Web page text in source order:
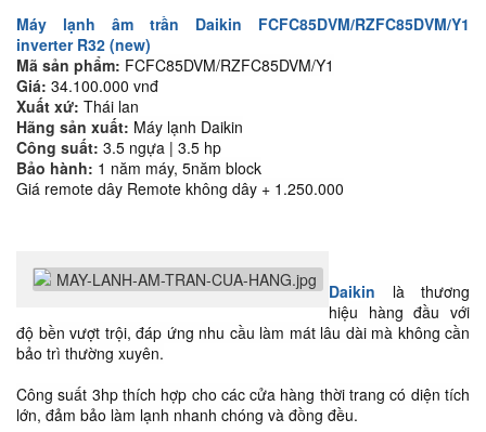
Máy lạnh âm trần Daikin FCFC85DVM/RZFC85DVM/Y1
inverter R32 (new)
Mã sản phẩm: FCFC85DVM/RZFC85DVM/Y1
Giá: 34.100.000 vnđ
Xuất xứ: Thái lan
Hãng sản xuất: Máy lạnh Daikin
Công suất: 3.5 ngựa | 3.5 hp
Bảo hành: 1 năm máy, 5năm block
Giá remote dây Remote không dây + 1.250.000
Daikin là thương
hiệu hàng đầu với
độ bền vượt trội, đáp ứng nhu cầu làm mát lâu dài mà không cần
bảo trì thường xuyên.
Công suất 3hp thích hợp cho các cửa hàng thời trang có diện tích
lớn, đảm bảo làm lạnh nhanh chóng và đồng đều.